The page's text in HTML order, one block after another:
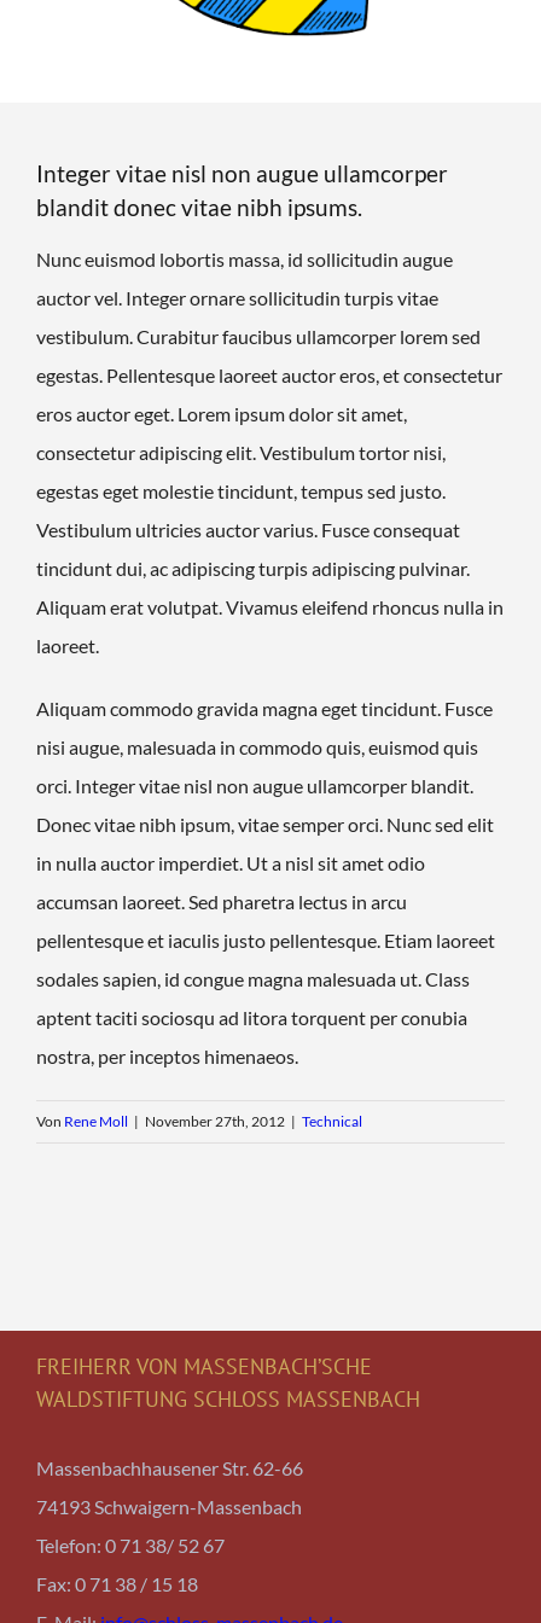
Integer vitae nisl non augue ullamcorper
blandit donec vitae nibh ipsums.
Nunc euismod lobortis massa, id sollicitudin augue
auctor vel. Integer ornare sollicitudin turpis vitae
vestibulum. Curabitur faucibus ullamcorper lorem sed
egestas. Pellentesque laoreet auctor eros, et consectetur
eros auctor eget. Lorem ipsum dolor sit amet,
consectetur adipiscing elit. Vestibulum tortor nisi,
egestas eget molestie tincidunt, tempus sed justo.
Vestibulum ultricies auctor varius. Fusce consequat
tincidunt dui, ac adipiscing turpis adipiscing pulvinar.
Aliquam erat volutpat. Vivamus eleifend rhoncus nulla in
laoreet.
Aliquam commodo gravida magna eget tincidunt. Fusce
nisi augue, malesuada in commodo quis, euismod quis
orci. Integer vitae nisl non augue ullamcorper blandit.
Donec vitae nibh ipsum, vitae semper orci. Nunc sed elit
in nulla auctor imperdiet. Ut a nisl sit amet odio
accumsan laoreet. Sed pharetra lectus in arcu
pellentesque et iaculis justo pellentesque. Etiam laoreet
sodales sapien, id congue magna malesuada ut. Class
aptent taciti sociosqu ad litora torquent per conubia
nostra, per inceptos himenaeos.
Von Rene Moll | November 27th, 2012 | Technical
FREIHERR VON MASSENBACH’SCHE
WALDSTIFTUNG SCHLOSS MASSENBACH
Massenbachhausener Str. 62-66
74193 Schwaigern-Massenbach
Telefon: 0 71 38/ 52 67
Fax: 0 71 38 / 15 18